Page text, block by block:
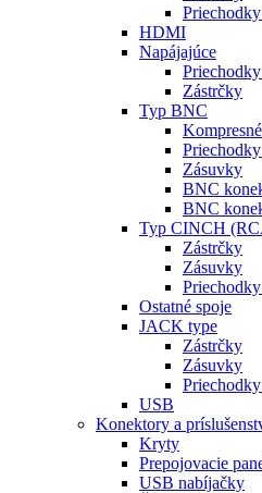
HDMI
Napájajúce
Zástrčky
Typ BNC
Zásuvky
BNC
BNC
Typ CINCH
Zástrčky
Zásuvky
Ostatné spoje
JACK type
Zástrčky
Zásuvky
USB
Konektory a
Kryty
Prepojovacie
USB nabíjačky